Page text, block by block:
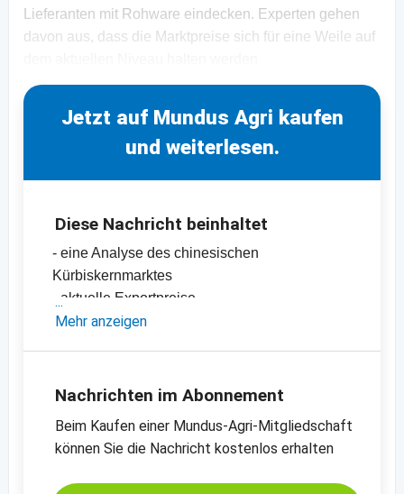
Lieferanten mit Rohware eindecken. Experten gehen
davon aus, dass die Marktpreise sich für eine Weile auf
Jetzt auf Mundus Agri kaufen
und weiterlesen.
Diese Nachricht beinhaltet
- eine Analyse des chinesischen
Kürbiskernmarktes
- aktuelle Exportpreise
-Preischart für Kürbiskerne, GWS, Grade AA
-weitere Preischarts
Mehr anzeigen
Nachrichten im Abonnement
Beim Kaufen einer Mundus-Agri-Mitgliedschaft
können Sie die Nachricht kostenlos erhalten